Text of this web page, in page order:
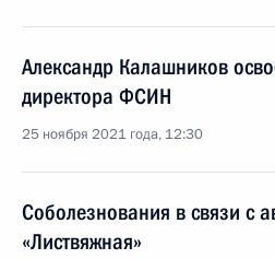
Александр Калашников
директора ФСИН
25 ноября 2021 года, 12:30
Соболезнования в связи с
«Листвяжная»